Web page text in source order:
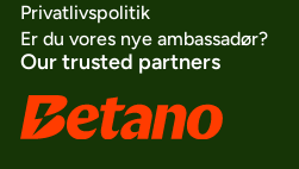
Privatlivspolitik
Er du vores nye ambassadør?
Our trusted partners